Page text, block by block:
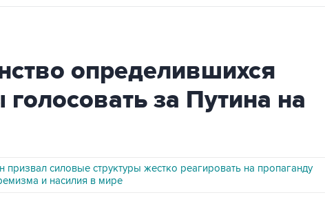
определившихся
за Путина на
призвал силовые структуры жестко реагировать на пропаганду
и насилия в мире